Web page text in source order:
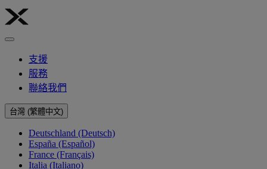
支援
服務
聯絡我們
台灣 (繁體中文)
Deutschland (Deutsch)
España (Español)
France (Français)
Italia (Italiano)